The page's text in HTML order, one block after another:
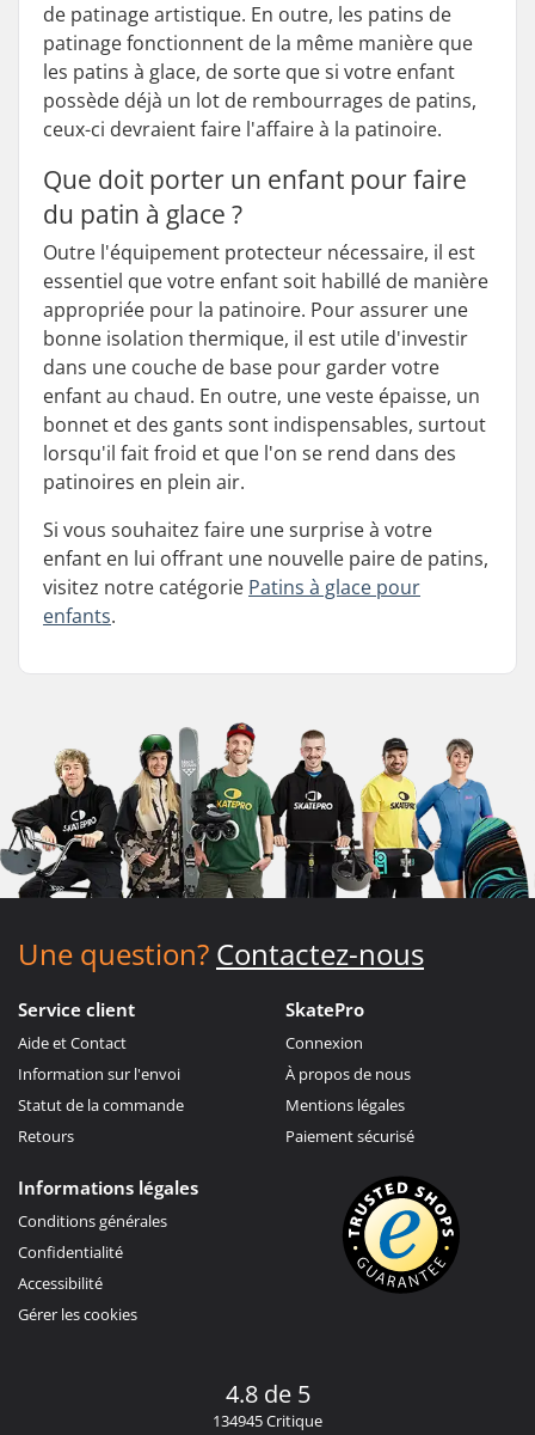
de patinage artistique. En outre, les patins de
patinage fonctionnent de la même manière que
les patins à glace, de sorte que si votre enfant
possède déjà un lot de rembourrages de patins,
ceux-ci devraient faire l'affaire à la patinoire.
Que doit porter un enfant pour faire
du patin à glace ?
Outre l'équipement protecteur nécessaire, il est
essentiel que votre enfant soit habillé de manière
appropriée pour la patinoire. Pour assurer une
bonne isolation thermique, il est utile d'investir
dans une couche de base pour garder votre
enfant au chaud. En outre, une veste épaisse, un
bonnet et des gants sont indispensables, surtout
lorsqu'il fait froid et que l'on se rend dans des
patinoires en plein air.
Si vous souhaitez faire une surprise à votre
enfant en lui offrant une nouvelle paire de patins,
visitez notre catégorie Patins à glace pour
enfants.
Une question? Contactez-nous
Service client
Aide et Contact
Information sur l'envoi
Statut de la commande
Retours
SkatePro
Connexion
À propos de nous
Mentions légales
Paiement sécurisé
Informations légales
Conditions générales
Confidentialité
Accessibilité
Gérer les cookies
4.8 de 5
134945 Critique